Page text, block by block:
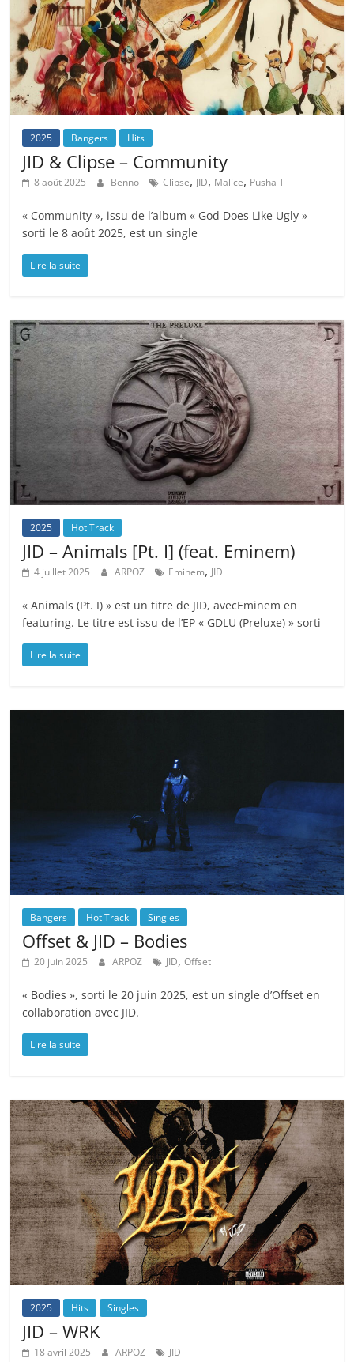
2025 Bangers Hits
JID & Clipse – Community
8 août 2025 Benno Clipse, JID, Malice, Pusha T
« Community », issu de l’album « God Does Like Ugly »
sorti le 8 août 2025, est un single
Lire la suite
2025 Hot Track
JID – Animals [Pt. I] (feat. Eminem)
4 juillet 2025 ARPOZ Eminem, JID
« Animals (Pt. I) » est un titre de JID, avecEminem en
featuring. Le titre est issu de l’EP « GDLU (Preluxe) » sorti
Lire la suite
Bangers Hot Track Singles
Offset & JID – Bodies
20 juin 2025 ARPOZ JID,Offset
« Bodies », sorti le 20 juin 2025, est un single d’Offset en
collaboration avec JID.
Lire la suite
2025 Hits Singles
JID – WRK
18 avril 2025 ARPOZ JID